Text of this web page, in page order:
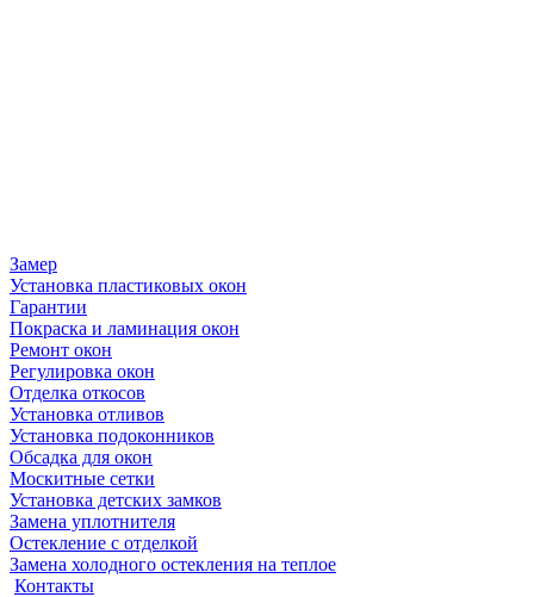
Замер
Установка пластиковых окон
Гарантии
Покраска и ламинация окон
Ремонт окон
Регулировка окон
Отделка откосов
Установка отливов
Установка подоконников
Обсадка для окон
Москитные сетки
Установка детских замков
Замена уплотнителя
Остекление с отделкой
Замена холодного остекления на теплое
Контакты